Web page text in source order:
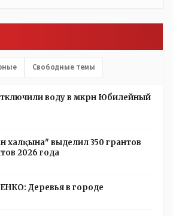
Свободные темы
воду в мкрн Юбилейный
халқына" выделил 350 грантов
2026 года
Деревья в городе